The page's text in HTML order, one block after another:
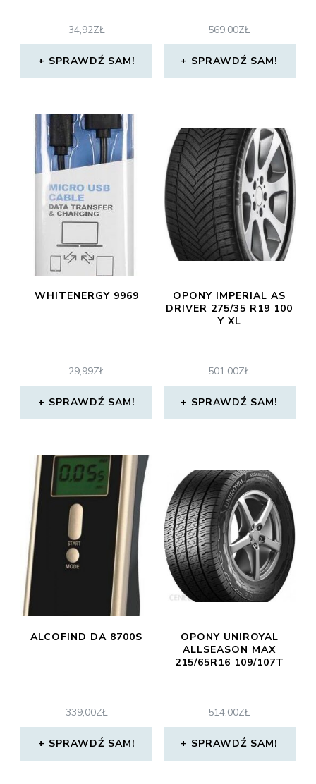
34,92ZŁ
SPRAWDŹ SAM!
569,00ZŁ
SPRAWDŹ SAM!
WHITENERGY 9969
29,99ZŁ
SPRAWDŹ SAM!
OPONY IMPERIAL AS
DRIVER 275/35 R19 100
Y XL
501,00ZŁ
SPRAWDŹ SAM!
ALCOFIND DA 8700S
339,00ZŁ
SPRAWDŹ SAM!
OPONY UNIROYAL
ALLSEASON MAX
215/65R16 109/107T
514,00ZŁ
SPRAWDŹ SAM!